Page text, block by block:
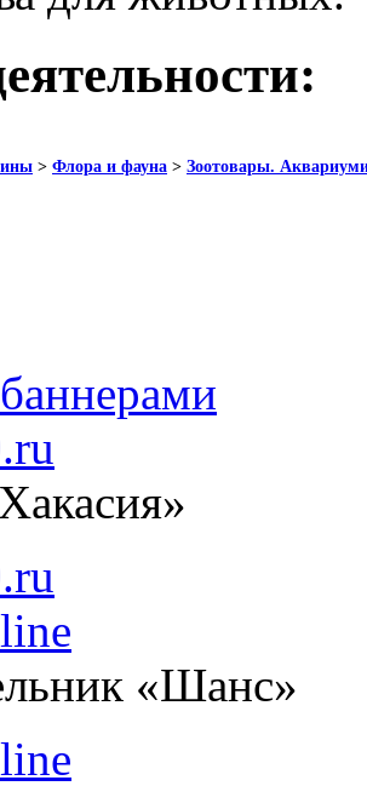
> Флора и фауна > Зоотовары.
баннерами
«Шанс»